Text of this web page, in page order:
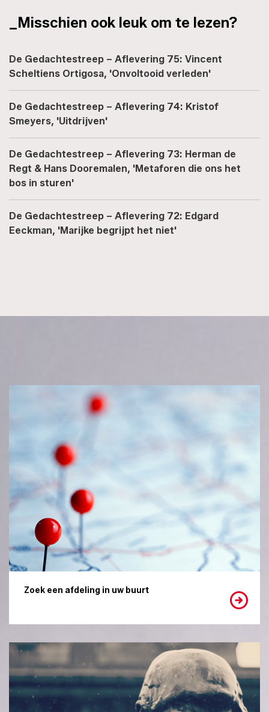
_Misschien ook leuk om te lezen?
De Gedachtestreep – Aflevering 75: Vincent
Scheltiens Ortigosa, 'Onvoltooid verleden'
De Gedachtestreep – Aflevering 74: Kristof
Smeyers, 'Uitdrijven'
De Gedachtestreep – Aflevering 73: Herman de
Regt & Hans Dooremalen, 'Metaforen die ons het
bos in sturen'
De Gedachtestreep – Aflevering 72: Edgard
Eeckman, 'Marijke begrijpt het niet'
Zoek een afdeling in uw buurt